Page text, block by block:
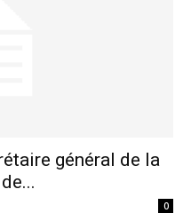
général de la
0